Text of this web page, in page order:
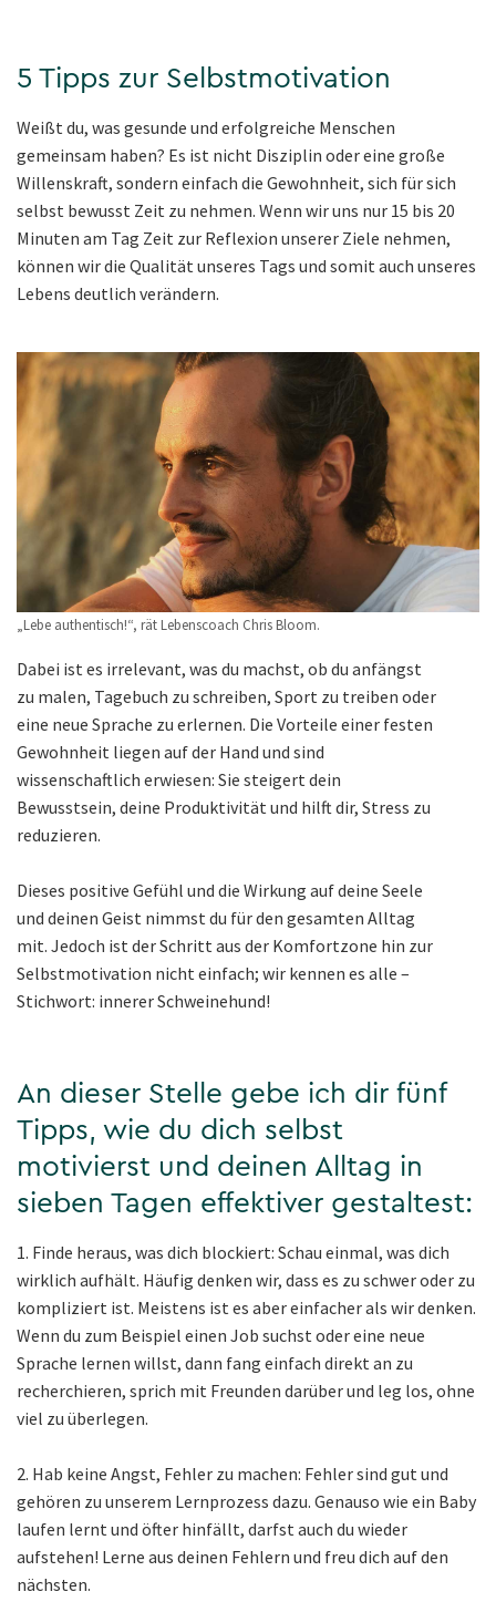
5 Tipps zur Selbstmotivation
Weißt du, was gesunde und erfolgreiche Menschen
gemeinsam haben? Es ist nicht Disziplin oder eine große
Willenskraft, sondern einfach die Gewohnheit, sich für sich
selbst bewusst Zeit zu nehmen. Wenn wir uns nur 15 bis 20
Minuten am Tag Zeit zur Reflexion unserer Ziele nehmen,
können wir die Qualität unseres Tags und somit auch unseres
Lebens deutlich verändern.
„Lebe authentisch!“, rät Lebenscoach Chris Bloom.
Dabei ist es irrelevant, was du machst, ob du anfängst
zu malen, Tagebuch zu schreiben, Sport zu treiben oder
eine neue Sprache zu erlernen. Die Vorteile einer festen
Gewohnheit liegen auf der Hand und sind
wissenschaftlich erwiesen: Sie steigert dein
Bewusstsein, deine Produktivität und hilft dir, Stress zu
reduzieren.
Dieses positive Gefühl und die Wirkung auf deine Seele
und deinen Geist nimmst du für den gesamten Alltag
mit. Jedoch ist der Schritt aus der Komfortzone hin zur
Selbstmotivation nicht einfach; wir kennen es alle –
Stichwort: innerer Schweinehund!
An dieser Stelle gebe ich dir fünf
Tipps, wie du dich selbst
motivierst und deinen Alltag in
sieben Tagen effektiver gestaltest:
1. Finde heraus, was dich blockiert: Schau einmal, was dich
wirklich aufhält. Häufig denken wir, dass es zu schwer oder zu
kompliziert ist. Meistens ist es aber einfacher als wir denken.
Wenn du zum Beispiel einen Job suchst oder eine neue
Sprache lernen willst, dann fang einfach direkt an zu
recherchieren, sprich mit Freunden darüber und leg los, ohne
viel zu überlegen.
2. Hab keine Angst, Fehler zu machen: Fehler sind gut und
gehören zu unserem Lernprozess dazu. Genauso wie ein Baby
laufen lernt und öfter hinfällt, darfst auch du wieder
aufstehen! Lerne aus deinen Fehlern und freu dich auf den
nächsten.